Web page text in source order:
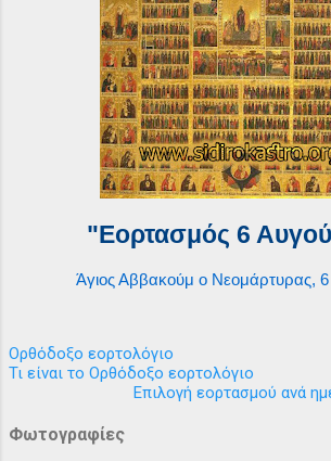
"Εορτασμός 6
Άγιος Αββακούμ ο Νεομάρτυρας,
Ορθόδοξο εορτολόγιο
Τι είναι το Ορθόδοξο εορτολόγιο
Επιλογή εορτασμού ανά
Φωτογραφίες